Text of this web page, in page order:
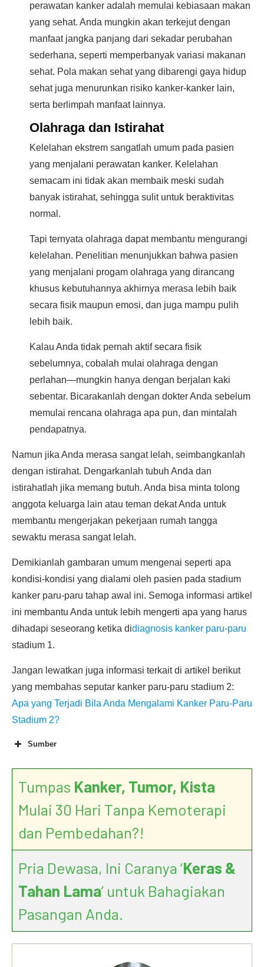
perawatan kanker adalah memulai kebiasaan makan
yang sehat. Anda mungkin akan terkejut dengan
manfaat jangka panjang dari sekadar perubahan
sederhana, seperti memperbanyak variasi makanan
sehat. Pola makan sehat yang dibarengi gaya hidup
sehat juga menurunkan risiko kanker-kanker lain,
serta berlimpah manfaat lainnya.
Olahraga dan Istirahat
Kelelahan ekstrem sangatlah umum pada pasien
yang menjalani perawatan kanker. Kelelahan
semacam ini tidak akan membaik meski sudah
banyak istirahat, sehingga sulit untuk beraktivitas
normal.
Tapi ternyata olahraga dapat membantu mengurangi
kelelahan. Penelitian menunjukkan bahwa pasien
yang menjalani progam olahraga yang dirancang
khusus kebutuhannya akhirnya merasa lebih baik
secara fisik maupun emosi, dan juga mampu pulih
lebih baik.
Kalau Anda tidak pernah aktif secara fisik
sebelumnya, cobalah mulai olahraga dengan
perlahan—mungkin hanya dengan berjalan kaki
sebentar. Bicarakanlah dengan dokter Anda sebelum
memulai rencana olahraga apa pun, dan mintalah
pendapatnya.
Namun jika Anda merasa sangat lelah, seimbangkanlah
dengan istirahat. Dengarkanlah tubuh Anda dan
istirahatlah jika memang butuh. Anda bisa minta tolong
anggota keluarga lain atau teman dekat Anda untuk
membantu mengerjakan pekerjaan rumah tangga
sewaktu merasa sangat lelah.
Demikianlah gambaran umum mengenai seperti apa
kondisi-kondisi yang dialami oleh pasien pada stadium
kanker paru-paru tahap awal ini. Semoga informasi artikel
ini membantu Anda untuk lebih mengerti apa yang harus
dihadapi seseorang ketika didiagnosis kanker paru-paru
stadium 1.
Jangan lewatkan juga informasi terkait di artikel berikut
yang membahas seputar kanker paru-paru stadium 2:
Apa yang Terjadi Bila Anda Mengalami Kanker Paru-Paru
Stadium 2?
Sumber
Tumpas Kanker, Tumor, Kista
Mulai 30 Hari Tanpa Kemoterapi
dan Pembedahan?!
Pria Dewasa, Ini Caranya ‘Keras &
Tahan Lama’ untuk Bahagiakan
Pasangan Anda.